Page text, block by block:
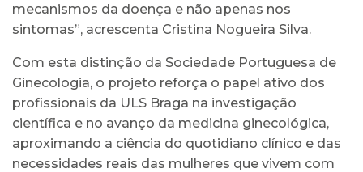
mecanismos da doença e não apenas nos
sintomas”, acrescenta Cristina Nogueira Silva.
Com esta distinção da Sociedade Portuguesa de
Ginecologia, o projeto reforça o papel ativo dos
profissionais da ULS Braga na investigação
científica e no avanço da medicina ginecológica,
aproximando a ciência do quotidiano clínico e das
necessidades reais das mulheres que vivem com